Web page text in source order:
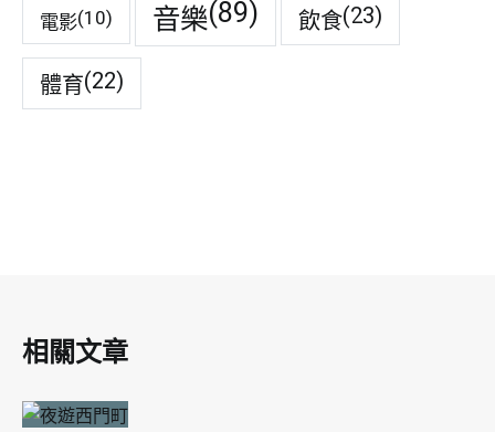
電影(10) 音樂(89) 飲食(23)
體育(22)
相關文章